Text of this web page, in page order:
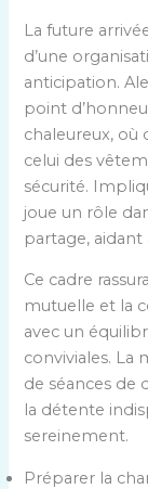
La future
d’une
anticipation.
point
chaleureux, où
celui des
sécurité.
joue un rôle
partage,
Ce cadre
mutuelle et la
avec un
conviviales. La
de séances de
la détente
sereinement.
Préparer la